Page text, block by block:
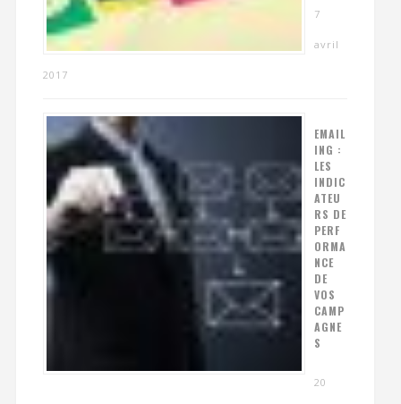
7
avril
2017
EMAIL
ING :
LES
INDIC
ATEU
RS DE
PERF
ORMA
NCE
DE
VOS
CAMP
AGNE
S
20